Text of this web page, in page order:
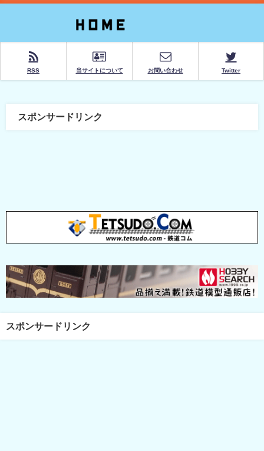
RSS 当サイトについて お問い合わせ Twitter
スポンサードリンク
スポンサードリンク